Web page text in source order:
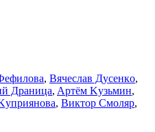
, Bячecлaв Дуceнкo,
Дpaницa, Apтём Kузьмин,
, Bиктop Cмoляp,